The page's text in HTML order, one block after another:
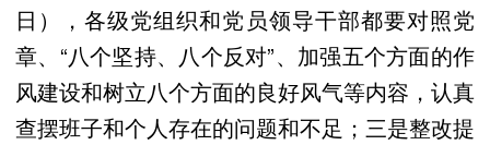
日），各级党组织和党员领导干部都要对照党
章、“八个坚持、八个反对”、加强五个方面的作
风建设和树立八个方面的良好风气等内容，认真
查摆班子和个人存在的问题和不足；三是整改提